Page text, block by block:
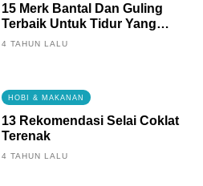
15 Merk Bantal Dan Guling
Terbaik Untuk Tidur Yang
Berkualitas
4 TAHUN LALU
HOBI & MAKANAN
13 Rekomendasi Selai Coklat
Terenak
4 TAHUN LALU